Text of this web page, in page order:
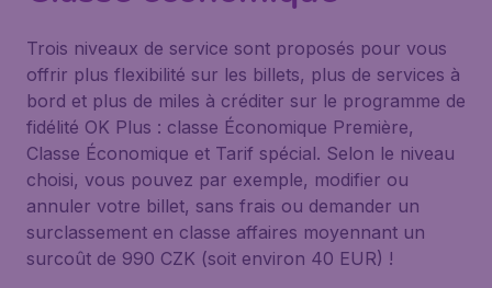
Trois niveaux de service sont proposés pour vous
offrir plus flexibilité sur les billets, plus de services à
bord et plus de miles à créditer sur le programme de
fidélité OK Plus : classe Économique Première,
Classe Économique et Tarif spécial. Selon le niveau
choisi, vous pouvez par exemple, modifier ou
annuler votre billet, sans frais ou demander un
surclassement en classe affaires moyennant un
surcoût de 990 CZK (soit environ 40 EUR) !